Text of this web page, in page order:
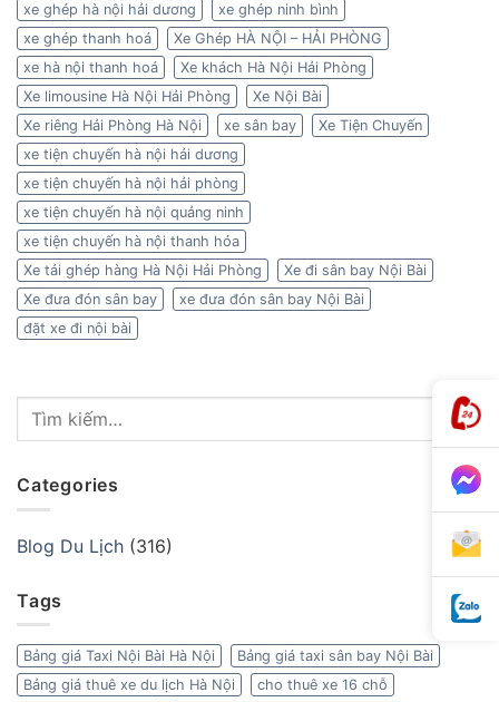
xe ghép hà nội hải dương
xe ghép ninh bình
xe ghép thanh hoá
Xe Ghép HÀ NỘI – HẢI PHÒNG
xe hà nội thanh hoá
Xe khách Hà Nội Hải Phòng
Xe limousine Hà Nội Hải Phòng
Xe Nội Bài
Xe riêng Hải Phòng Hà Nội
xe sân bay
Xe Tiện Chuyến
xe tiện chuyến hà nội hải dương
xe tiện chuyến hà nội hải phòng
xe tiện chuyến hà nội quảng ninh
xe tiện chuyến hà nội thanh hóa
Xe tải ghép hàng Hà Nội Hải Phòng
Xe đi sân bay Nội Bài
Xe đưa đón sân bay
xe đưa đón sân bay Nội Bài
đặt xe đi nội bài
Categories
Blog Du Lịch (316)
Tags
Bảng giá Taxi Nội Bài Hà Nội
Bảng giá taxi sân bay Nội Bài
Bảng giá thuê xe du lịch Hà Nội
cho thuê xe 16 chỗ